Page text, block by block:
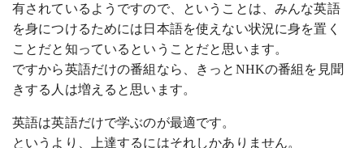
有されているようですので、ということは、みんな英語
を身につけるためには日本語を使えない状況に身を置く
ことだと知っているということだと思います。
ですから英語だけの番組なら、きっとNHKの番組を見聞
きする人は増えると思います。
英語は英語だけで学ぶのが最適です。
というより、上達するにはそれしかありません。